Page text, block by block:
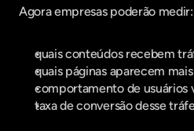
Agora empresas poderão medir:
quais conteúdos recebem
quais páginas aparecem
comportamento de usuários
taxa de conversão desse